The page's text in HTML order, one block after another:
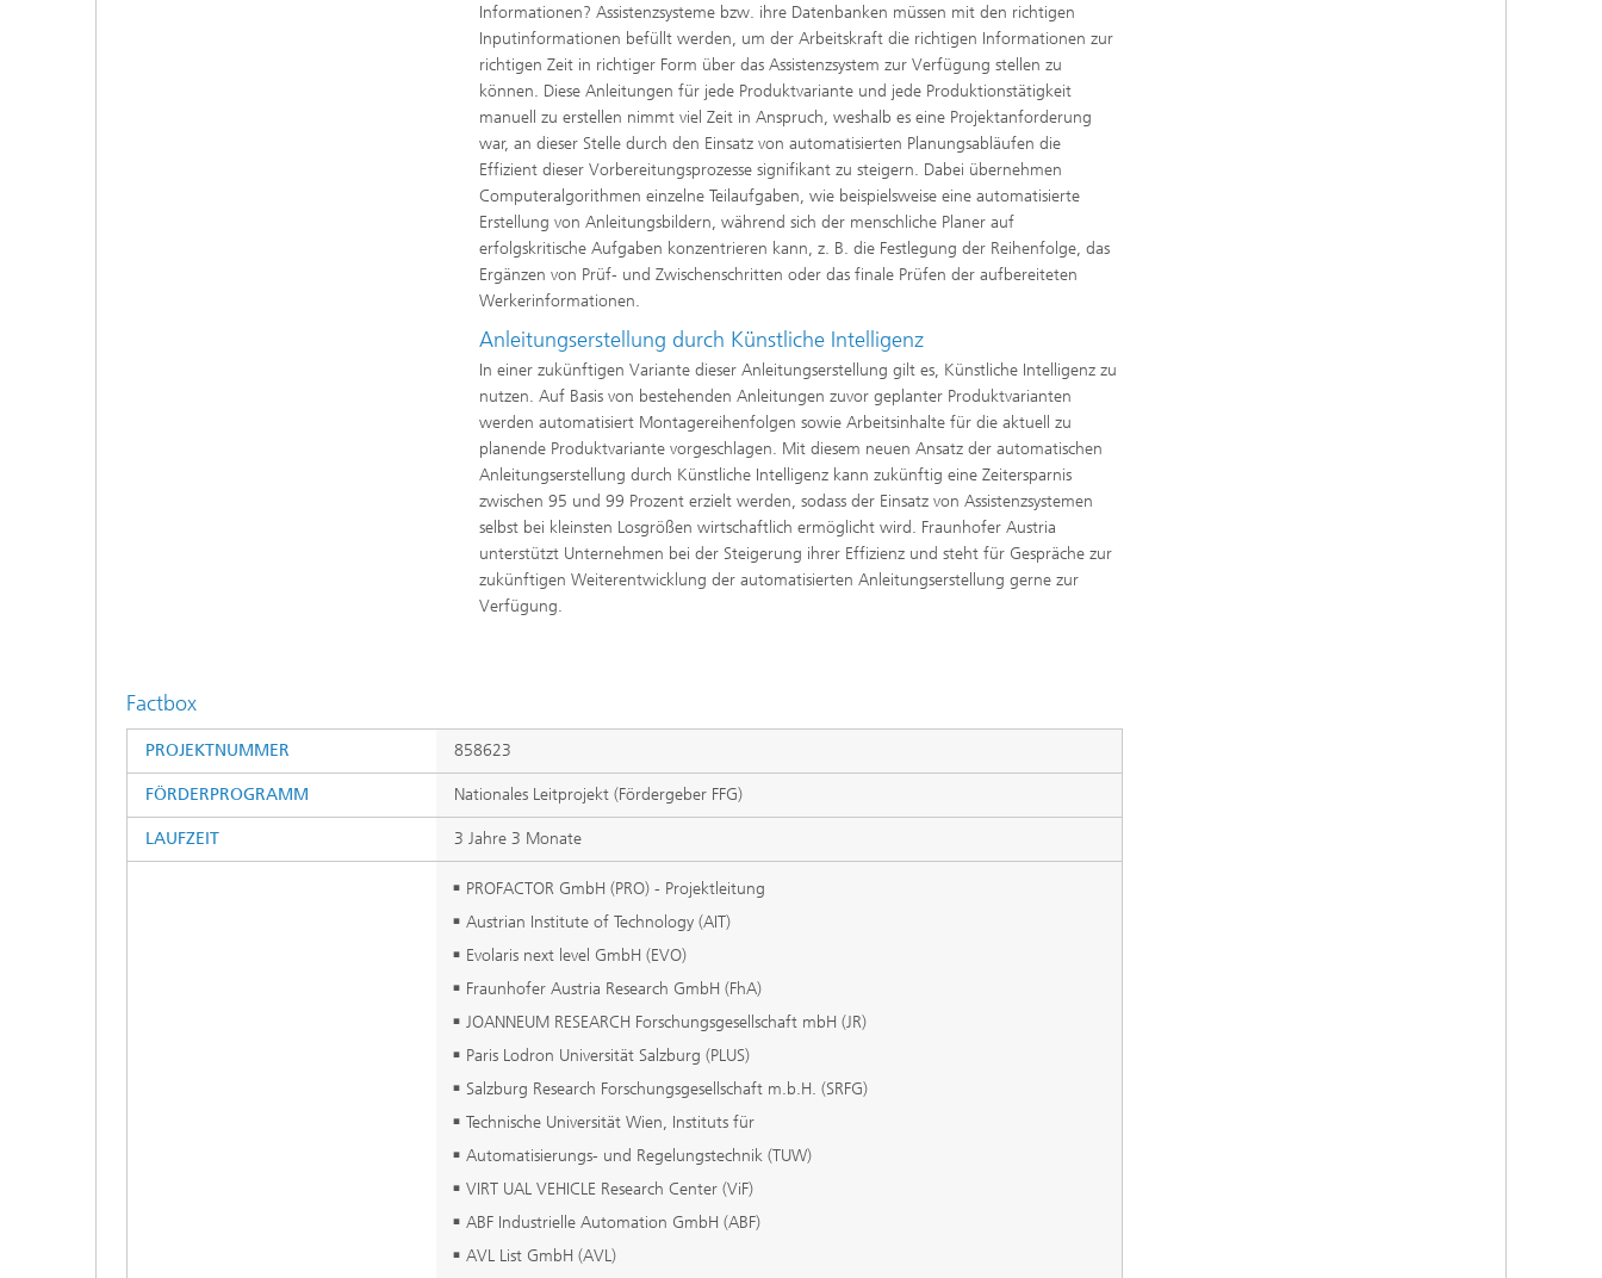
Informationen? Assistenzsysteme bzw. ihre Datenbanken müssen mit den richtigen
Inputinformationen befüllt werden, um der Arbeitskraft die richtigen Informationen zur
richtigen Zeit in richtiger Form über das Assistenzsystem zur Verfügung stellen zu
können. Diese Anleitungen für jede Produktvariante und jede Produktionstätigkeit
manuell zu erstellen nimmt viel Zeit in Anspruch, weshalb es eine Projektanforderung
war, an dieser Stelle durch den Einsatz von automatisierten Planungsabläufen die
Effizient dieser Vorbereitungsprozesse signifikant zu steigern. Dabei übernehmen
Computeralgorithmen einzelne Teilaufgaben, wie beispielsweise eine automatisierte
Erstellung von Anleitungsbildern, während sich der menschliche Planer auf
erfolgskritische Aufgaben konzentrieren kann, z. B. die Festlegung der Reihenfolge, das
Ergänzen von Prüf- und Zwischenschritten oder das finale Prüfen der aufbereiteten
Werkerinformationen.
Anleitungserstellung durch Künstliche Intelligenz
In einer zukünftigen Variante dieser Anleitungserstellung gilt es, Künstliche Intelligenz zu
nutzen. Auf Basis von bestehenden Anleitungen zuvor geplanter Produktvarianten
werden automatisiert Montagereihenfolgen sowie Arbeitsinhalte für die aktuell zu
planende Produktvariante vorgeschlagen. Mit diesem neuen Ansatz der automatischen
Anleitungserstellung durch Künstliche Intelligenz kann zukünftig eine Zeitersparnis
zwischen 95 und 99 Prozent erzielt werden, sodass der Einsatz von Assistenzsystemen
selbst bei kleinsten Losgrößen wirtschaftlich ermöglicht wird. Fraunhofer Austria
unterstützt Unternehmen bei der Steigerung ihrer Effizienz und steht für Gespräche zur
zukünftigen Weiterentwicklung der automatisierten Anleitungserstellung gerne zur
Verfügung.
Factbox
PROJEKTNUMMER 858623
FÖRDERPROGRAMM Nationales Leitprojekt (Fördergeber FFG)
LAUFZEIT 3 Jahre 3 Monate
PROFACTOR GmbH (PRO) - Projektleitung
Austrian Institute of Technology (AIT)
Evolaris next level GmbH (EVO)
Fraunhofer Austria Research GmbH (FhA)
JOANNEUM RESEARCH Forschungsgesellschaft mbH (JR)
Paris Lodron Universität Salzburg (PLUS)
Salzburg Research Forschungsgesellschaft m.b.H. (SRFG)
Technische Universität Wien, Instituts für
Automatisierungs- und Regelungstechnik (TUW)
VIRT UAL VEHICLE Research Center (ViF)
ABF Industrielle Automation GmbH (ABF)
AVL List GmbH (AVL)